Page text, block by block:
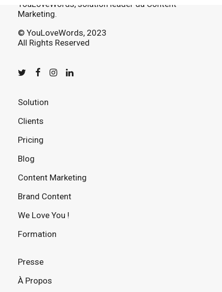
YouLoveWords, solution leader du Content
Marketing.
© YouLoveWords, 2023
All Rights Reserved
Solution
Clients
Pricing
Blog
Content Marketing
Brand Content
We Love You !
Formation
Presse
À Propos